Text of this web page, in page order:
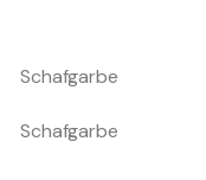
Schafgarbe
Schafgarbe